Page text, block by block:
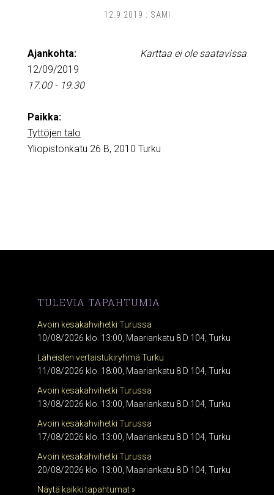
12.9.2019 : SAMI
Karttaa ei ole saatavissa
Ajankohta:
12/09/2019
17.00 - 19.30
Paikka:
Tyttöjen talo
Yliopistonkatu 26 B, 2010 Turku
TULEVIA TAPAHTUMIA
Avoin kesäkahvihetki Turussa
10/08/2026 klo. 13:00, Maariankatu 8 D 104, Turku
Läheisten vertaistukiryhmä Turku
11/08/2026 klo. 18:00, Maariankatu 8 D 104, Turku
Avoin kesäkahvihetki Turussa
13/08/2026 klo. 13:00, Maariankatu 8 D 104, Turku
Avoin kesäkahvihetki Turussa
17/08/2026 klo. 13:00, Maariankatu 8 D 104, Turku
Avoin kesäkahvihetki Turussa
20/08/2026 klo. 13:00, Maariankatu 8 D 104, Turku
Näytä kaikki tapahtumat »